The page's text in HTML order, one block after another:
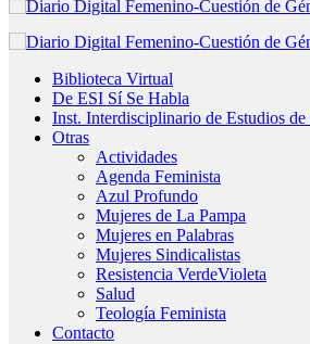
Biblioteca Virtual
De ESI Sí Se Habla
Inst. Interdisciplinario de Estudios de
Otras
Actividades
Agenda Feminista
Azul Profundo
Mujeres de La Pampa
Mujeres en Palabras
Mujeres Sindicalistas
Resistencia VerdeVioleta
Salud
Teología Feminista
Contacto